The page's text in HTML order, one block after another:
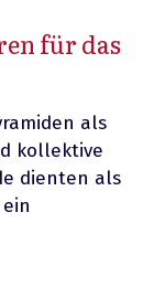
für das
als
kollektive
dienten als